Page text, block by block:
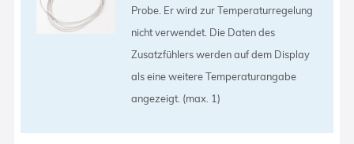
Probe. Er wird zur Temperaturregelung
nicht verwendet. Die Daten des
Zusatzfühlers werden auf dem Display
als eine weitere Temperaturangabe
angezeigt. (max. 1)